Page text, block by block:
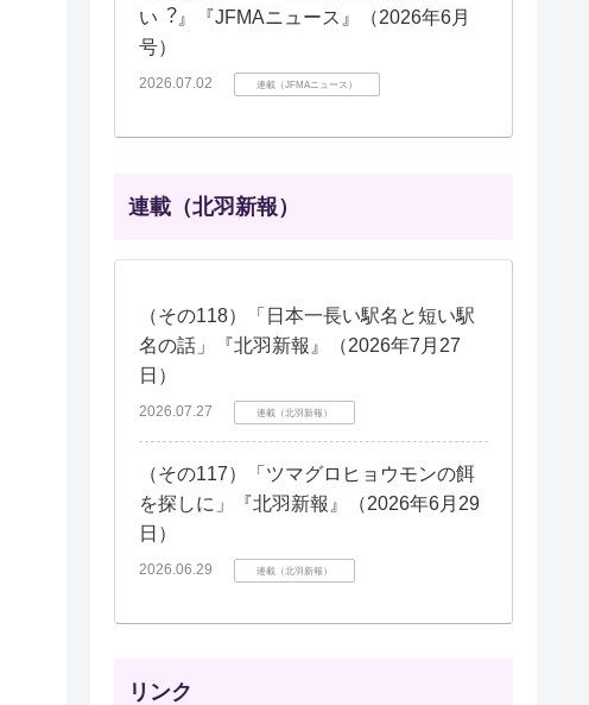
い︖』『JFMAニュース』（2026年6月
号）
2026.07.02 連載（JFMAニュース）
連載（北羽新報）
（その118）「日本一長い駅名と短い駅
名の話」『北羽新報』（2026年7月27
日）
2026.07.27 連載（北羽新報）
（その117）「ツマグロヒョウモンの餌
を探しに」『北羽新報』（2026年6月29
日）
2026.06.29 連載（北羽新報）
リンク